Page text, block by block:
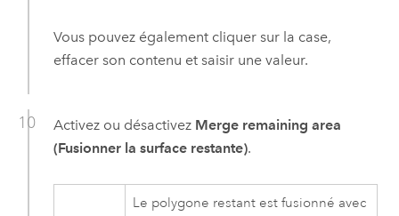
Vous pouvez également cliquer sur la case,
effacer son contenu et saisir une valeur.
Activez ou désactivez Merge remaining area
(Fusionner la surface restante).
Le polygone restant est fusionné avec